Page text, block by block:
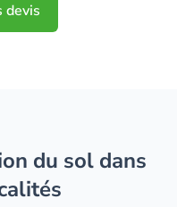
devis